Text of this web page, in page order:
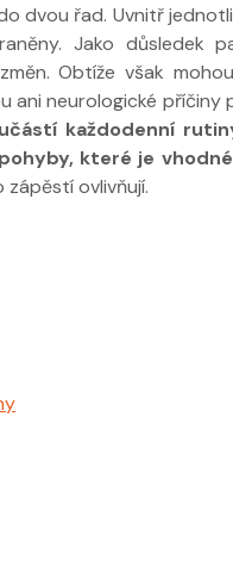
dvou řad. Uvnitř
Jako důsledek
Obtíže však
ani neurologické příčiny
každodenní
které je
zápěstí ovlivňují.